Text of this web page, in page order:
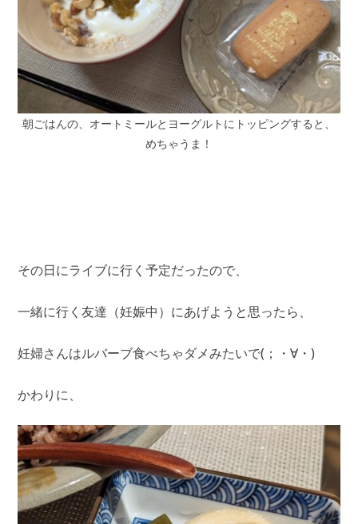
朝ごはんの、オートミールとヨーグルトにトッピングすると、
めちゃうま！
その日にライブに行く予定だったので、
一緒に行く友達（妊娠中）にあげようと思ったら、
妊婦さんはルバーブ食べちゃダメみたいで(；・∀・)
かわりに、